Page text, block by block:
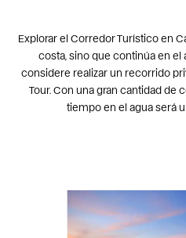
Explorar el Corredor Turístico en
costa, sino que continúa en el
considere realizar un recorrido
Tour. Con una gran cantidad de
tiempo en el agua será